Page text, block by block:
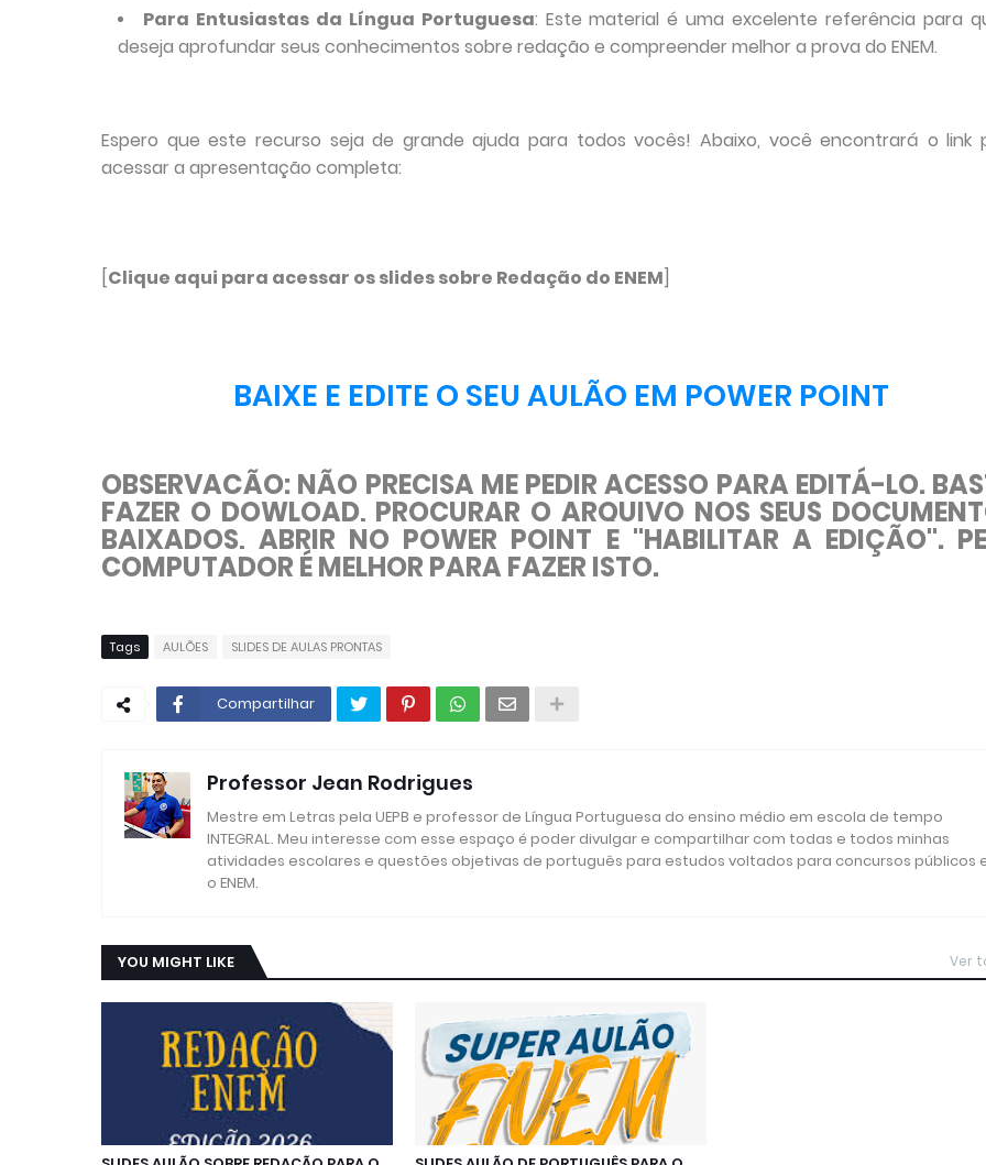
Para Entusiastas da Língua Portuguesa: Este material é uma excelente referência para
deseja aprofundar seus conhecimentos sobre redação e compreender melhor a prova do ENEM.
Espero que este recurso seja de grande ajuda para todos vocês! Abaixo, você encontrará o link
acessar a apresentação completa:
[Clique aqui para acessar os slides sobre Redação do ENEM]
BAIXE E EDITE O SEU AULÃO EM POWER POINT
OBSERVAÇÃO: NÃO PRECISA ME PEDIR ACESSO PARA EDITÁ-LO.
FAZER O DOWLOAD, PROCURAR O ARQUIVO NOS SEUS
BAIXADOS, ABRIR NO POWER POINT E "HABILITAR A EDIÇÃO".
COMPUTADOR É MELHOR PARA FAZER ISTO.
Tags AULÕES SLIDES DE AULAS PRONTAS
Compartilhar
Professor Jean Rodrigues
Mestre em Letras pela UEPB e professor de Língua Portuguesa do ensino médio em escola de tempo
INTEGRAL. Meu interesse com esse espaço é poder divulgar e compartilhar com todas e todos minhas
atividades escolares e questões objetivas de português para estudos voltados para concursos públicos
o ENEM.
YOU MIGHT LIKE Ver